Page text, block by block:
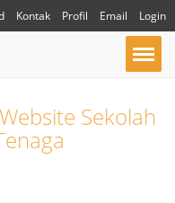
Kontak Profil Email Login
Sekolah